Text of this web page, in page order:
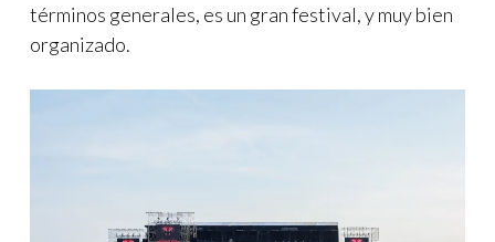
términos generales, es un gran festival, y muy bien
organizado.